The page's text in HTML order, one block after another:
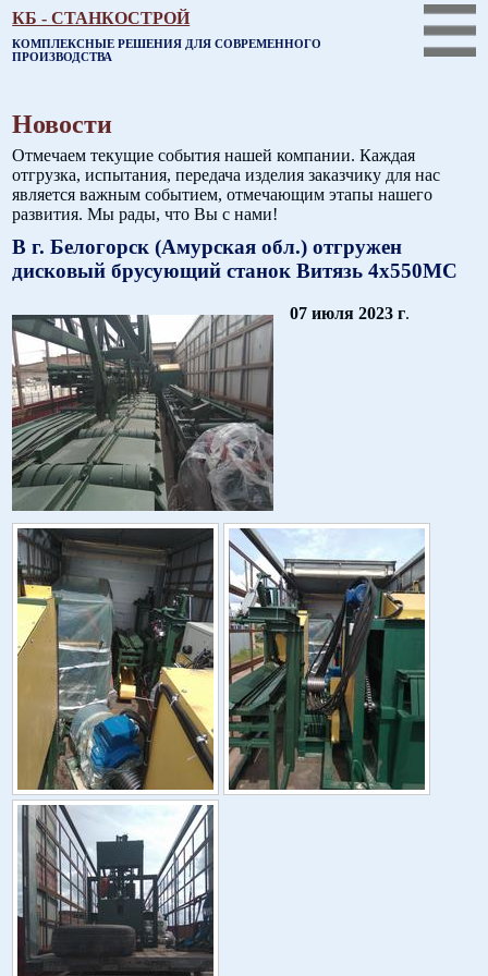
КБ - СТАНКОСТРОЙ
КОМПЛЕКСНЫЕ РЕШЕНИЯ ДЛЯ СОВРЕМЕННОГО
ПРОИЗВОДСТВА
Новости
Отмечаем текущие события нашей компании. Каждая
отгрузка, испытания, передача изделия заказчику для нас
является важным событием, отмечающим этапы нашего
развития. Мы рады, что Вы с нами!
В г. Белогорск (Амурская обл.) отгружен
дисковый брусующий станок Витязь 4х550МС
07 июля 2023 г.